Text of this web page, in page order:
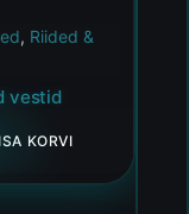
, Riided &
vestid
KORVI